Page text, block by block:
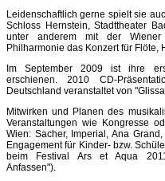
Leidenschaftlich gerne spielt sie
Schloss Hernstein, Stadttheater
unter anderem mit der Wiener
Philharmonie das Konzert für Flöte,
Im September 2009 ist ihre
erschienen. 2010 CD-
Deutschland veranstaltet von
Mitwirken und Planen des
Veranstaltungen wie Kongresse
Wien: Sacher, Imperial, Ana
Engagement für Kinder- bzw.
beim Festival Ars et Aqua
Anfassen").